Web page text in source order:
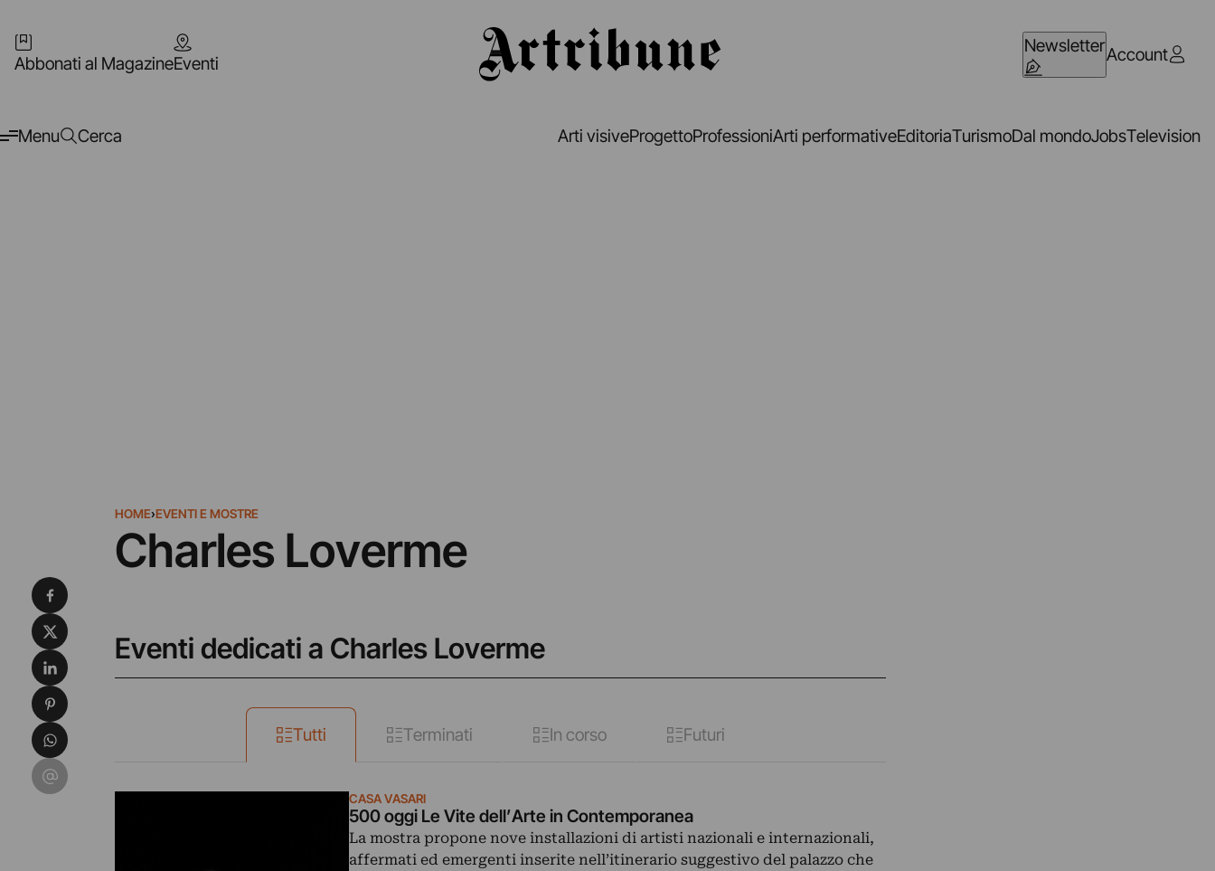
Abbonati al MagazineEventi
NewsletterAccount
Menu Cerca Arti visiveProgettoProfessioniArti performativeEditoriaTurismoDal mondoJobsTelevision
HOME›EVENTI E MOSTRE
Charles Loverme
Eventi dedicati a Charles Loverme
Tutti Terminati In corso Futuri
CASA VASARI
500 oggi Le Vite dell’Arte in Contemporanea
La mostra propone nove installazioni di artisti nazionali e internazionali,
affermati ed emergenti inserite nell’itinerario suggestivo del palazzo che
Condividi su Facebook
Condividi su X
Condividi su LinkedIn
Condividi su Pinterest
Condividi su WhatsApp
Condividi su Email